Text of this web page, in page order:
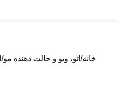
خانه اتو، ویو و حالت دهنده مو